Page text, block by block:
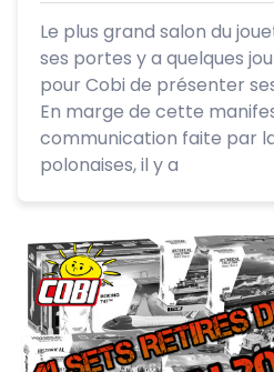
Le plus grand salon du
ses portes y a quelques
pour Cobi de présenter
En marge de cette
communication faite par
polonaises, il y a